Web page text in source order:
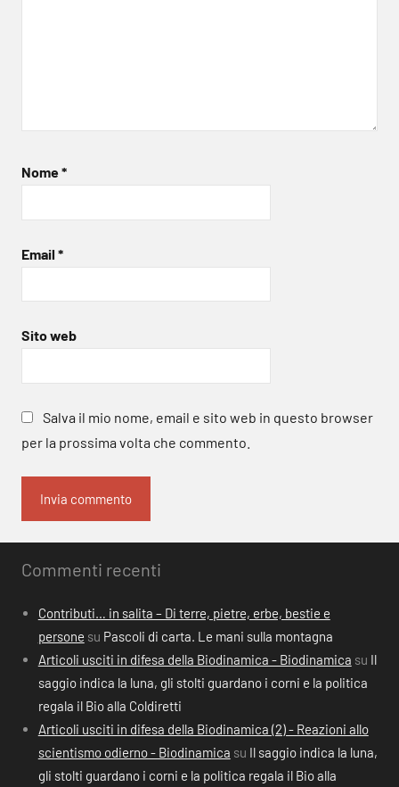
Nome*
Email *
Sito web
Salva il mio nome, email e sito web in questo browser
per la prossima volta che commento.
Commenti recenti
Contributi… in salita – Di terre, pietre, erbe, bestie e
persone su Pascoli di carta. Le mani sulla montagna
Articoli usciti in difesa della Biodinamica - Biodinamica su Il
saggio indica la luna, gli stolti guardano i corni e la politica
regala il Bio alla Coldiretti
Articoli usciti in difesa della Biodinamica (2) - Reazioni allo
scientismo odierno - Biodinamica su Il saggio indica la luna,
gli stolti guardano i corni e la politica regala il Bio alla